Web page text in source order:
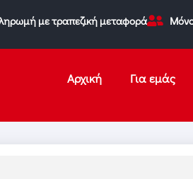
με τραπεζική μεταφορά
Αρχική Για εμάς